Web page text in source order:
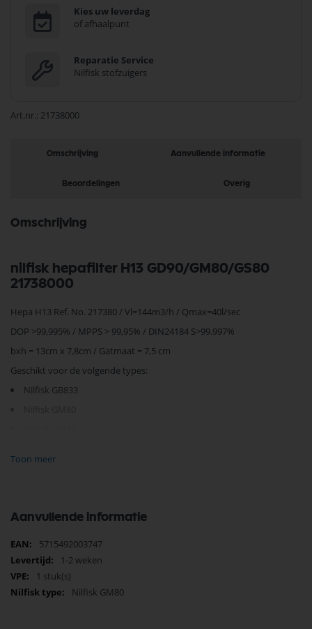
Kies uw leverdag
of afhaalpunt
Reparatie Service
Nilfisk stofzuigers
Art.nr. 21738000
Omschrijving Aanvullende informatie
Beoordelingen Overig
Omschrijving
nilfisk hepafilter H13 GD90/GM80/GS80
21738000
Hepa H13 Ref. No. 217380 / Vl=144m3/h / Qmax=40l/sec
DOP >99,995% / MPPS > 99,95% / DIN24184 S>99.997%
bxh = 13cm x 7,8cm / Gatmaat = 7,5 cm
Geschikt voor de volgende types:
Nilfisk GB833
Nilfisk GS80
Nilfisk GS81
Nilfisk GS82
Toon meer
Aanvullende informatie
Meer
informatie
5715492003747
1-2 weken
1 stuk(s)
Nilfisk GM80